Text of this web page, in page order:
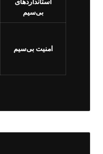
استانداردهای
بی‌سیم
امنیت بی‌سیم